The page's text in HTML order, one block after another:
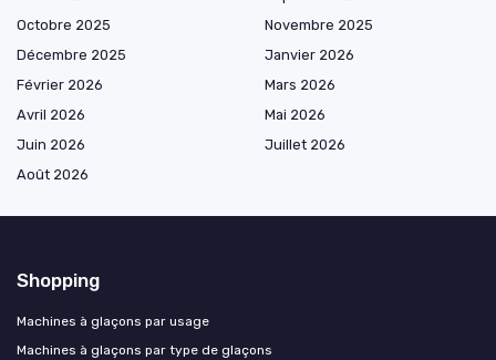
Octobre 2025
Novembre 2025
Décembre 2025
Janvier 2026
Février 2026
Mars 2026
Avril 2026
Mai 2026
Juin 2026
Juillet 2026
Août 2026
Shopping
Machines à glaçons par usage
Machines à glaçons par type de glaçons